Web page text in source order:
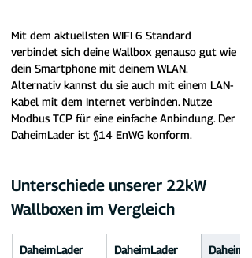
Mit dem aktuellsten WIFI 6 Standard
verbindet sich deine Wallbox genauso gut wie
dein Smartphone mit deinem WLAN.
Alternativ kannst du sie auch mit einem LAN-
Kabel mit dem Internet verbinden. Nutze
Modbus TCP für eine einfache Anbindung. Der
DaheimLader ist §14 EnWG konform.
Unterschiede unserer 22kW
Wallboxen im Vergleich
DaheimLader
DaheimLader